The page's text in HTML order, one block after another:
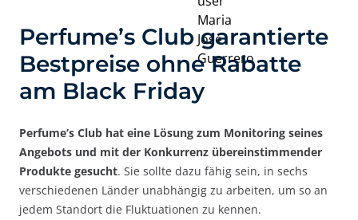
Perfume’s Club garantierte
Bestpreise ohne Rabatte
am Black Friday
Perfume’s Club hat eine Lösung zum Monitoring seines
Angebots und mit der Konkurrenz übereinstimmender
Produkte gesucht. Sie sollte dazu fähig sein, in sechs
verschiedenen Länder unabhängig zu arbeiten, um so an
jedem Standort die Fluktuationen zu kennen.